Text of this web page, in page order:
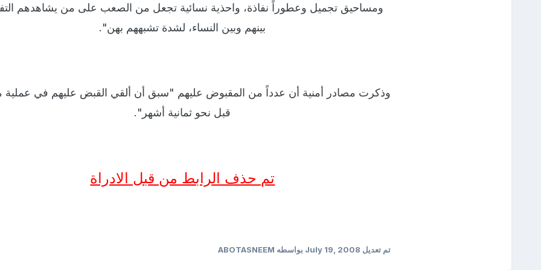
ومساحيق تجميل وعطوراً نفاذة، واحذية نسائية تجعل من الصعب على من يشاهدهم
بينهم وبين النساء، لشدة تشبههم بهن".
وذكرت مصادر أمنية أن عدداً من المقبوض عليهم "سبق أن ألقي القبض عليهم في عملية
قبل نحو ثمانية أشهر".
تم حذف الرابط من قبل الادراة
تم تعديل July 19, 2008 بواسطه ABOTASNEEM